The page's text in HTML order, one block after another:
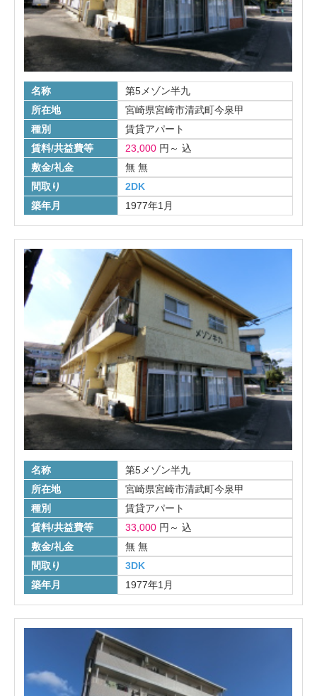
名称
第5メゾン半九
所在地
宮崎県宮崎市清武町今泉甲
種別
賃貸アパート
賃料/共益費等
23,000 円 ～ 込
敷金/礼金
無 無
間取り
2DK
築年月
1977年1月
名称
第5メゾン半九
所在地
宮崎県宮崎市清武町今泉甲
種別
賃貸アパート
賃料/共益費等
33,000 円 ～ 込
敷金/礼金
無 無
間取り
3DK
築年月
1977年1月